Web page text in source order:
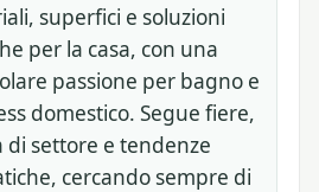
superfici e soluzioni
per la casa, con una
passione per bagno e
domestico. Segue fiere,
di settore e tendenze
cercando sempre di